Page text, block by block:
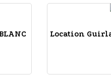
Location